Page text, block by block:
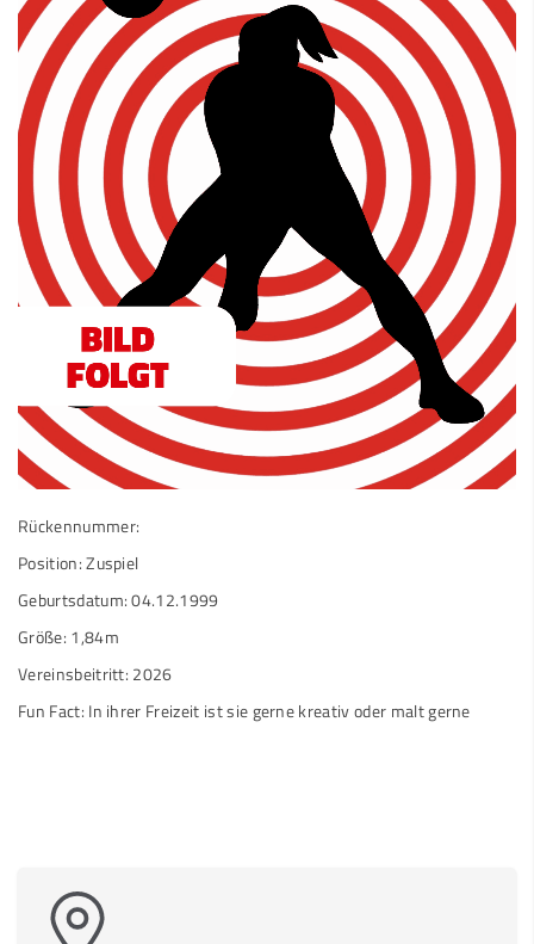
Rückennummer:
Position: Zuspiel
Geburtsdatum: 04.12.1999
Größe: 1,84m
Vereinsbeitritt: 2026
Fun Fact: In ihrer Freizeit ist sie gerne kreativ oder malt gerne